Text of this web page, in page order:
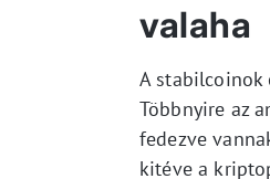
valaha
A stabilcoinok
Többnyire az
fedezve
kitéve a